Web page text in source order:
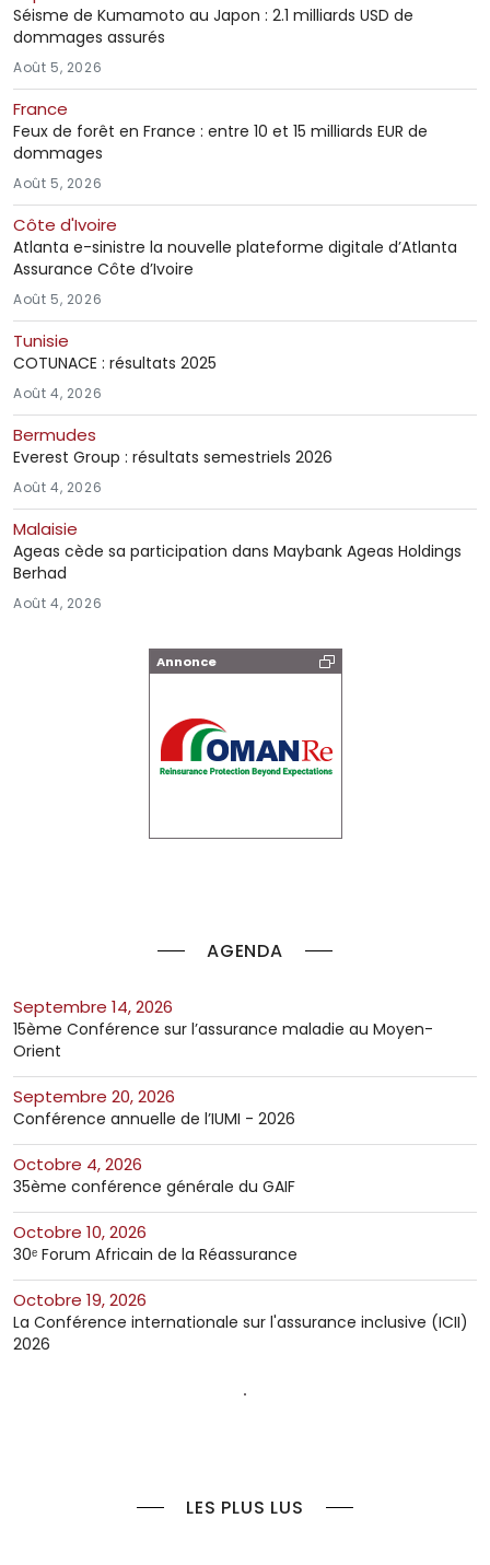
Annonce
AGENDA
septembre 14, 2026
15ème Conférence sur l’assurance maladie au Moyen-
Orient
septembre 20, 2026
Conférence annuelle de l’IUMI - 2026
octobre 4, 2026
35ème conférence générale du GAIF
octobre 10, 2026
30ᵉ Forum Africain de la Réassurance
octobre 19, 2026
La Conférence internationale sur l'assurance inclusive (ICII)
2026
LES PLUS LUS
Séisme de Kumamoto au Japon : 2.1 milliards USD de
dommages assurés
Août 5, 2026
France
Feux de forêt en France : entre 10 et 15 milliards EUR de
dommages
Août 5, 2026
Côte d'Ivoire
Atlanta e-sinistre la nouvelle plateforme digitale d’Atlanta
Assurance Côte d’Ivoire
Août 5, 2026
Tunisie
COTUNACE : résultats 2025
Août 4, 2026
Bermudes
Everest Group : résultats semestriels 2026
Août 4, 2026
Malaisie
Ageas cède sa participation dans Maybank Ageas Holdings
Berhad
Août 4, 2026